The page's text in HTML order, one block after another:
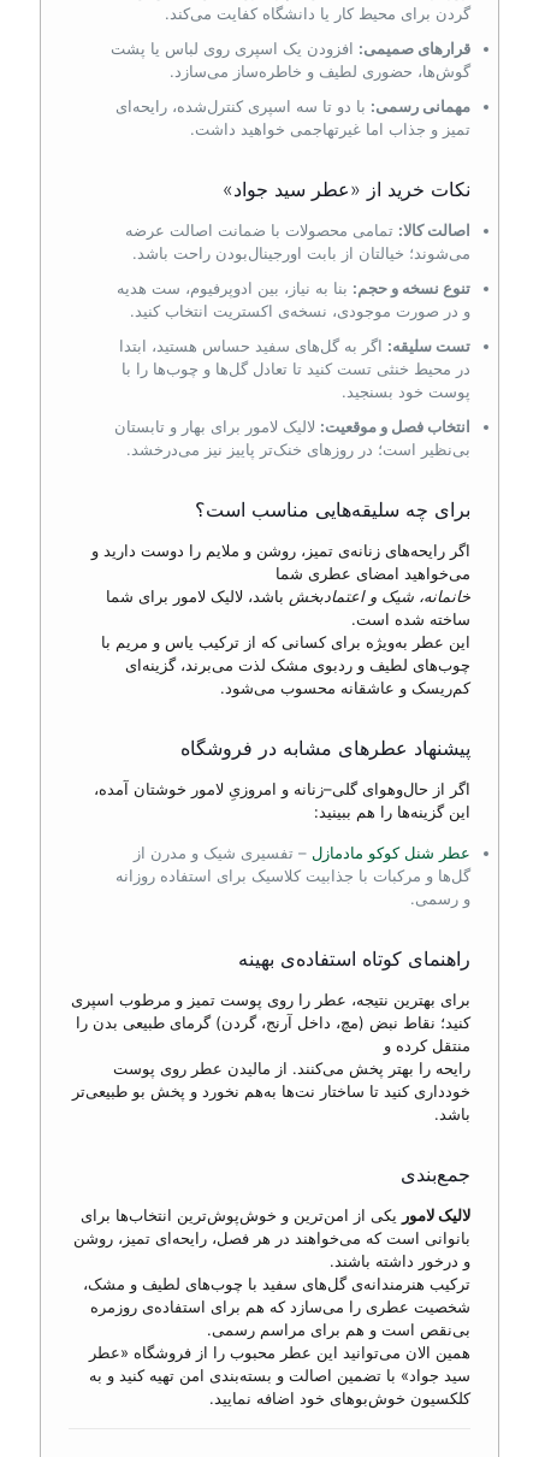
گردن برای محیط کار یا دانشگاه کفایت می‌کند.
قرارهای صمیمی: افزودن یک اسپری روی لباس یا پشت
گوش‌ها، حضوری لطیف و خاطره‌ساز می‌سازد.
مهمانی رسمی: با دو تا سه اسپری کنترل‌شده، رایحه‌ای
تمیز و جذاب اما غیرتهاجمی خواهید داشت.
نکات خرید از «عطر سید جواد»
اصالت کالا: تمامی محصولات با ضمانت اصالت عرضه
می‌شوند؛ خیالتان از بابت اورجینال‌بودن راحت باشد.
تنوع نسخه و حجم: بنا به نیاز، بین ادوپرفیوم، ست هدیه
و در صورت موجودی، نسخه‌ی اکستریت انتخاب کنید.
تست سلیقه: اگر به گل‌های سفید حساس هستید، ابتدا
در محیط خنثی تست کنید تا تعادل گل‌ها و چوب‌ها را با
پوست خود بسنجید.
انتخاب فصل و موقعیت: لالیک لامور برای بهار و تابستان
بی‌نظیر است؛ در روزهای خنک‌تر پاییز نیز می‌درخشد.
برای چه سلیقه‌هایی مناسب است؟
اگر رایحه‌های زنانه‌ی تمیز، روشن و ملایم را دوست دارید و
می‌خواهید امضای عطری شما
خانمانه، شیک و اعتمادبخش باشد، لالیک لامور برای شما
ساخته شده است.
این عطر به‌ویژه برای کسانی که از ترکیب یاس و مریم با
چوب‌های لطیف و ردبوی مشک لذت می‌برند، گزینه‌ای
کم‌ریسک و عاشقانه محسوب می‌شود.
پیشنهاد عطرهای مشابه در فروشگاه
اگر از حال‌وهوای گلی–زنانه و امروزیِ لامور خوشتان آمده،
این گزینه‌ها را هم ببینید:
عطر شنل کوکو مادمازل – تفسیری شیک و مدرن از
گل‌ها و مرکبات با جذابیت کلاسیک برای استفاده روزانه
و رسمی.
راهنمای کوتاه استفاده‌ی بهینه
برای بهترین نتیجه، عطر را روی پوست تمیز و مرطوب اسپری
کنید؛ نقاط نبض (مچ، داخل آرنج، گردن) گرمای طبیعی بدن را
منتقل کرده و
رایحه را بهتر پخش می‌کنند. از مالیدن عطر روی پوست
خودداری کنید تا ساختار نت‌ها به‌هم نخورد و پخش بو طبیعی‌تر
باشد.
جمع‌بندی
لالیک لامور یکی از امن‌ترین و خوش‌پوش‌ترین انتخاب‌ها برای
بانوانی است که می‌خواهند در هر فصل، رایحه‌ای تمیز، روشن
و درخور داشته باشند.
ترکیب هنرمندانه‌ی گل‌های سفید با چوب‌های لطیف و مشک،
شخصیت عطری را می‌سازد که هم برای استفاده‌ی روزمره
بی‌نقص است و هم برای مراسم رسمی.
همین الان می‌توانید این عطر محبوب را از فروشگاه «عطر
سید جواد» با تضمین اصالت و بسته‌بندی امن تهیه کنید و به
کلکسیون خوش‌بوهای خود اضافه نمایید.